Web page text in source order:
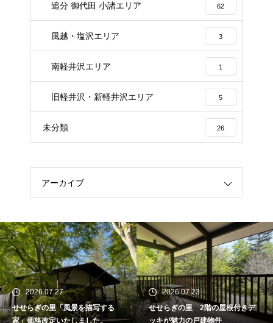
追分 御代田 小諸エリア 62
風越・塩沢エリア 3
南軽井沢エリア 1
旧軽井沢・新軽井沢エリア 5
未分類 26
アーカイブ
2026.07.27
せせらぎの里「風景を描写する
家」価格改定いたしました。
2026.07.23
せせらぎの里 2階の屋根付きデ
ッキが魅力の戸建物件